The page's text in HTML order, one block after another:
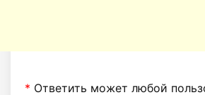
* Ответить может любой